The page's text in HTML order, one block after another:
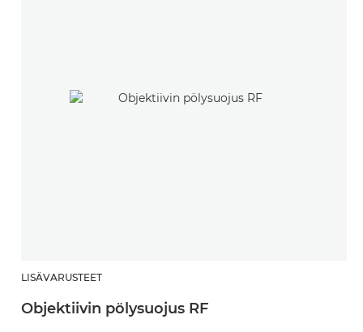
LISÄVARUSTEET
Objektiivin pölysuojus RF